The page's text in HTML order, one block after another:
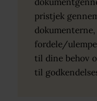
pristjek
fordele/
til dine behov
til